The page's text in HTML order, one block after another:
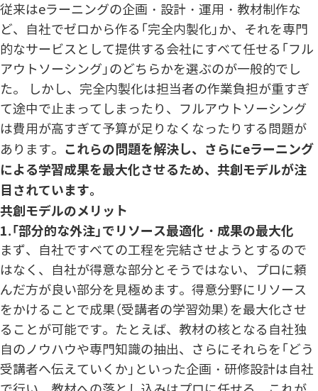
従来はeラーニングの企画・設計・運用・教材制作な
ど、自社でゼロから作る「完全内製化」か、それを専門
的なサービスとして提供する会社にすべて任せる「フル
アウトソーシング」のどちらかを選ぶのが一般的でし
た。 しかし、完全内製化は担当者の作業負担が重すぎ
て途中で止まってしまったり、フルアウトソーシング
は費用が高すぎて予算が足りなくなったりする問題が
あります。 これらの問題を解決し、さらにeラーニング
による学習成果を最大化させるため、共創モデルが注
目されています。
共創モデルのメリット
1.「部分的な外注」でリソース最適化・成果の最大化
まず、自社ですべての工程を完結させようとするので
はなく、自社が得意な部分とそうではない、プロに頼
んだ方が良い部分を見極めます。得意分野にリソース
をかけることで成果（受講者の学習効果）を最大化させ
ることが可能です。たとえば、教材の核となる自社独
自のノウハウや専門知識の抽出、さらにそれらを「どう
受講者へ伝えていくか」といった企画・研修設計は自社